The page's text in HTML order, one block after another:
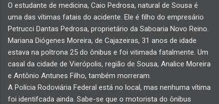
O estudante de medicina, Caio Pedrosa, natural de Sousa é
uma das vítimas fatais do acidente. Ele é filho do empresário
Petrucci Dantas Pedrosa, proprietário da Saboaria Novo Reino.
Mariana Diógenes Moreira, de Cajazeiras, 31 anos de idade
estava na poltrona 25 do ônibus e foi vitimada fatalmente. Um
casal da cidade de Vierópolis, região de Sousa, Analice Moreira
e Antônio Antunes Filho, também morreram.
A Polícia Rodoviária Federal está no local, mas nenhuma vítima
foi identifcada ainda. Sabe-se que o motorista do ônibus